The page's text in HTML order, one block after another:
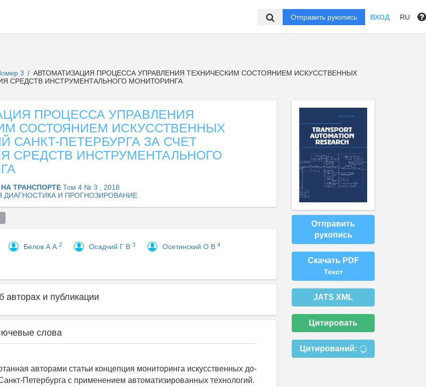
Отправить рукопись ВХОД RU
3 / АВТОМАТИЗАЦИЯ ПРОЦЕССА УПРАВЛЕНИЯ ТЕХНИЧЕСКИМ СОСТОЯНИЕМ ИСКУССТВЕННЫХ
СРЕДСТВ ИНСТРУМЕНТАЛЬНОГО МОНИТОРИНГА
ПРОЦЕССА УПРАВЛЕНИЯ
СОСТОЯНИЕМ ИСКУССТВЕННЫХ
САНКТ-ПЕТЕРБУРГА ЗА СЧЕТ
СРЕДСТВ ИНСТРУМЕНТАЛЬНОГО
ТРАНСПОРТЕ Том 4 № 3 , 2018
ДИАГНОСТИКА И ПРОГНОЗИРОВАНИЕ
Белов А А 2 Осадчий Г В 3 Осетинский О В 4
и публикации
слова
авторами статьи концепция мониторинга искусственных до-
Петербурга с применением автоматизированных технологий.
Отправить
рукопись
Скачать PDF
Текст
JATS XML
Цитировать
Цитирований: